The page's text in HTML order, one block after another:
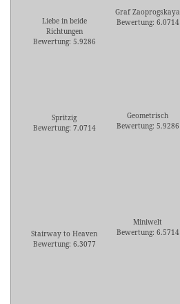
Liebe in beide
Richtungen
Bewertung: 5.9286
Graf Zaoprogskaya
Bewertung: 6.0714
Spritzig
Bewertung: 7.0714
Geometrisch
Bewertung: 5.9286
Stairway to Heaven
Bewertung: 6.3077
Miniwelt
Bewertung: 6.5714